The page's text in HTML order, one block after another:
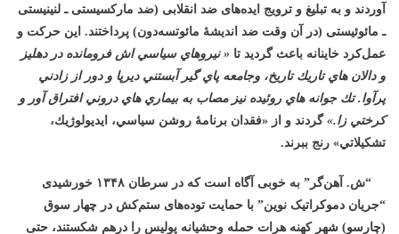
آوردند و به تبلیغ و ترویج ایده‌های ضد انقلابی (ضد مارکسیستی ـ لنینیستی
ـ مائوئیستی (در آن وقت ضد اندیشۀ مائوتسه‌دون) پرداختند. این حرکت و
عمل‌کرد خاینانه باعث گردید تا « نيروهاي سياسي اش فرومانده در دهليز
و دالان هاي تاريك تاريخ، وجامعه پاي گير آبستني ديرپا و دور از زادني
پرآوا. تك جوانه هاي روئيده نيز مصاب به بيماري هاي دروني افتراق آور و
كرختي زا.»گردند و از «فقدان برنامۀ روشن سياسي، ايدیولوژيك،
تشكيلاتي» رنج ببرند.
“ش. آهن‌گر” به خوبی آگاه است که در سرطان ۱۳۴۸ خورشیدی
“جریان دموکراتیک نوین” با حمایت توده‌های ستم‌کش در چهار سوق
(چارسو) شهر کهنه هرات حمله وحشیانه پولیس را درهم شکستند، حتی